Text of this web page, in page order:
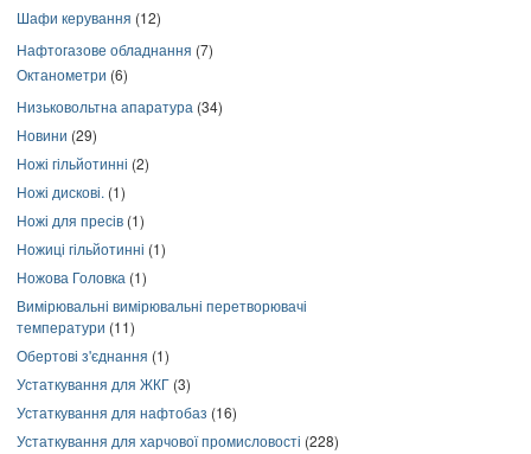
Шафи керування (12)
Нафтогазове обладнання (7)
Октанометри (6)
Низьковольтна апаратура (34)
Новини (29)
Ножі гільйотинні (2)
Ножі дискові. (1)
Ножі для пресів (1)
Ножиці гільйотинні (1)
Ножова Головка (1)
Вимірювальні вимірювальні перетворювачі
температури (11)
Обертові з'єднання (1)
Устаткування для ЖКГ (3)
Устаткування для нафтобаз (16)
Устаткування для харчової промисловості (228)